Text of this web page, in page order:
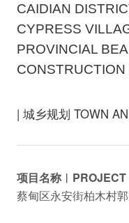
CAIDIAN
CYPRESS
PROVINCIAL
| 城乡规划 TOWN
项目名称︱PROJECT
蔡甸区永安街柏木村